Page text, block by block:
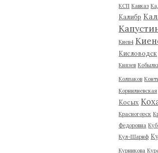
КСП Кавказ
Калибр
Киев4
Кисловодск
Князев
Колпаков
Корнилиевская
Косых
Красногорск
Федоровна
Кул-Шариф
Курникова